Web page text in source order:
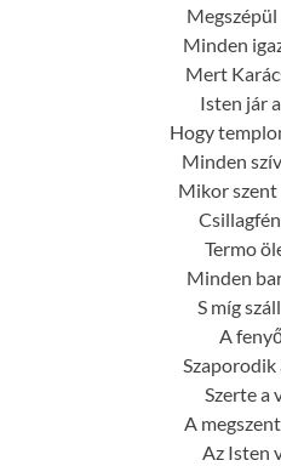
Megszépül
Minden
Mert
Isten jár
Hogy
Minden
Mikor szent
Termo
Minden
S míg
A
Szaporodik
Szerte a
A
Az Isten